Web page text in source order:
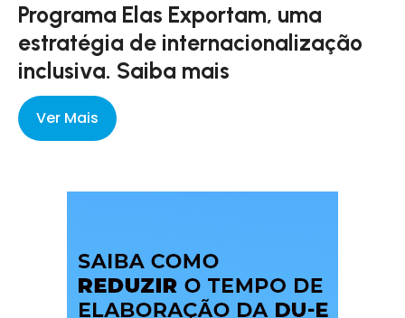
Programa Elas Exportam, uma
estratégia de internacionalização
inclusiva. Saiba mais
Ver Mais